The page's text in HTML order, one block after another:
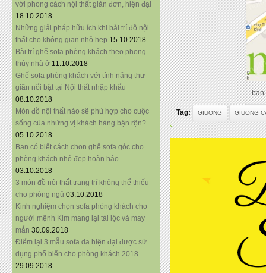
với phong cách nội thất giản đơn, hiện đại
18.10.2018
Những giải pháp hữu ích khi bài trí đồ nội
thất cho không gian nhỏ hẹp 15.10.2018
Bài trí ghế sofa phòng khách theo phong
thủy nhà ở 11.10.2018
Ghế sofa phòng khách với tính năng thư
giãn nổi bật tại Nội thất nhập khẩu
08.10.2018
Món đồ nội thất nào sẽ phù hợp cho cuộc
sống của những vị khách hàng bận rộn?
05.10.2018
Bạn có biết cách chọn ghế sofa góc cho
phòng khách nhỏ đẹp hoàn hảo
03.10.2018
3 món đồ nội thất trang trí không thể thiếu
cho phòng ngủ 03.10.2018
Kinh nghiệm chọn sofa phòng khách cho
người mệnh Kim mang lại tài lộc và may
mắn 30.09.2018
Điểm lại 3 mẫu sofa da hiện đại được sử
dụng phổ biến cho phòng khách 2018
29.09.2018
Tag: GIUONG GIUONG